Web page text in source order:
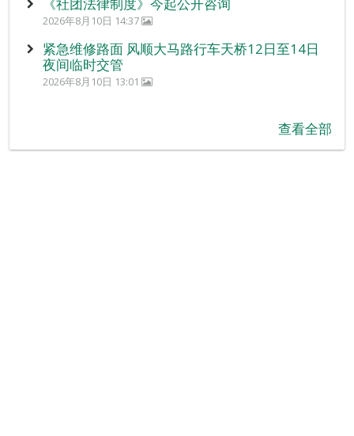
2026年8月10日 14:37
紧急维修路面 风顺大马路行车天桥12日至14日
夜间临时交管
2026年8月10日 13:01
查看全部